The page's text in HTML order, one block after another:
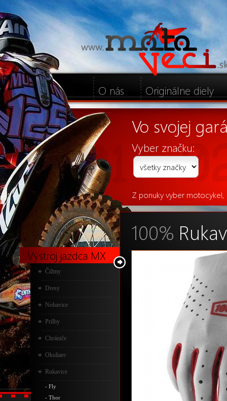
100%
Výstroj jazdca MX
Čižmy
Dresy
Nohavice
Prilby
Chrániče
Okuliare
Rukavice
- Fly
- Thor
O nás Originálne diely